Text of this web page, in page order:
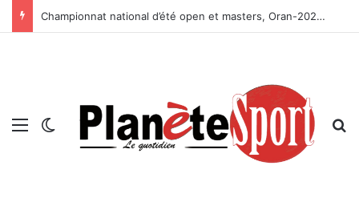
Championnat national d’été open et masters, Oran-2026 — Le CRB s’adjuge le titre
Menu Switch skin